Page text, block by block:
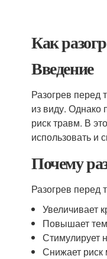
Как
Введение
Разогрев перед
из виду. Однако
риск травм. В
использовать и
Почему
Разогрев перед
Увеличивает
Повышает
Стимулирует
Снижает